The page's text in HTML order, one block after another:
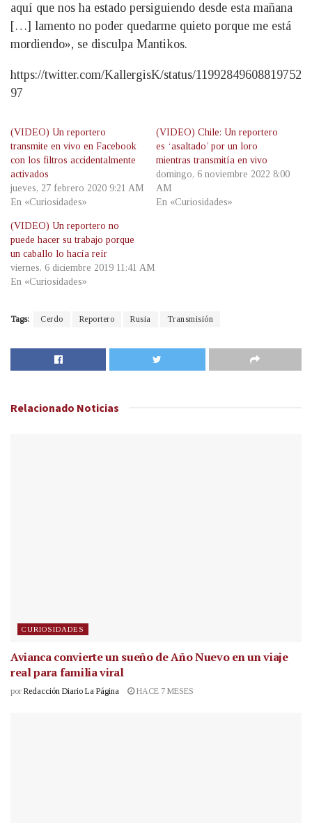
aquí que nos ha estado persiguiendo desde esta mañana
[…] lamento no poder quedarme quieto porque me está
mordiendo», se disculpa Mantikos.
https://twitter.com/KallergisK/status/11992849608819752
97
(VIDEO) Un reportero
transmite en vivo en Facebook
con los filtros accidentalmente
activados
jueves, 27 febrero 2020 9:21 AM
En «Curiosidades»
(VIDEO) Chile: Un reportero
es ‘asaltado’ por un loro
mientras transmitía en vivo
domingo, 6 noviembre 2022 8:00
AM
En «Curiosidades»
(VIDEO) Un reportero no
puede hacer su trabajo porque
un caballo lo hacía reír
viernes, 6 diciembre 2019 11:41 AM
En «Curiosidades»
Tags: Cerdo Reportero Rusia Transmisión
Relacionado Noticias
CURIOSIDADES
Avianca convierte un sueño de Año Nuevo en un viaje
real para familia viral
por Redacción Diario La Página HACE 7 MESES